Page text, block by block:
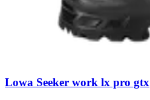
Lowa Seeker work lx pro gtx